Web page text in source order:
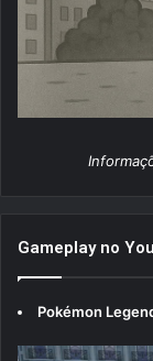
Gameplay no
Pokémon